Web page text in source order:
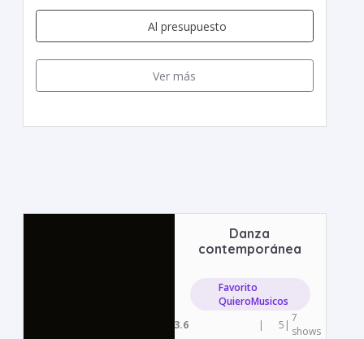
Al presupuesto
Ver más
Danza
contemporánea
Favorito
QuieroMusicos
3.6
| 5 | 7
shows